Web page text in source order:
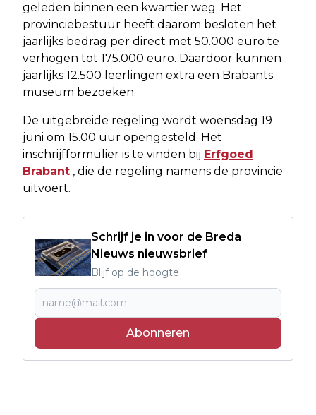
geleden binnen een kwartier weg. Het
provinciebestuur heeft daarom besloten het
jaarlijks bedrag per direct met 50.000 euro te
verhogen tot 175.000 euro. Daardoor kunnen
jaarlijks 12.500 leerlingen extra een Brabants
museum bezoeken.
De uitgebreide regeling wordt woensdag 19
juni om 15.00 uur opengesteld. Het
inschrijfformulier is te vinden bij Erfgoed
Brabant , die de regeling namens de provincie
uitvoert.
Schrijf je in voor de Breda
Nieuws nieuwsbrief
Blijf op de hoogte
Abonneren